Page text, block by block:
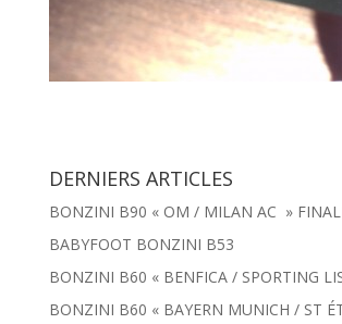
DERNIERS ARTICLES
BONZINI B90 « OM / MILAN AC »
BABYFOOT BONZINI B53
BONZINI B60 « BENFICA / SPORTING
BONZINI B60 « BAYERN MUNICH / ST